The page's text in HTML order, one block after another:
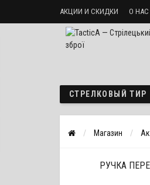
АКЦИИ И СКИДКИ О НАС
Доставка и оплата
СТРЕЛКОВЫЙ ТИР
Магазин
РУЧКА